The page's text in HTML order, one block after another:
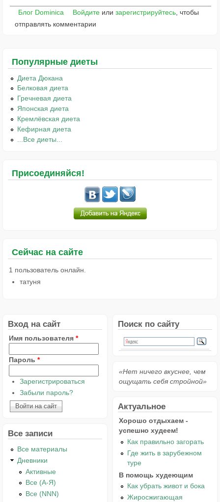
Блог Dominica Войдитеили зарегистрируйтесь, чтобы
отправлять комментарии
Популярные диеты
Диета Дюкана
Белковая диета
Гречневая диета
Японская диета
Кремлёвская диета
Кефирная диета
...Все диеты...
Присоединяйся!
Сейчас на сайте
1 пользователь онлайн.
татуня
Вход на сайт
Имя пользователя *
Пароль *
Зарегистрироваться
Забыли пароль?
Все записи
Все материалы
Дневники
Активные
Все (А-Я)
Все (NNN)
Поиск по сайту
«Нет ничего вкуснее, чем
ощущать себя стройной»
Актуальное
Хорошо отдыхаем -
успешно худеем!
Как правильно загорать
Где жить в зарубежном
туре
В помощь худеющим
Как убрать живот и бока
Жиросжигающая